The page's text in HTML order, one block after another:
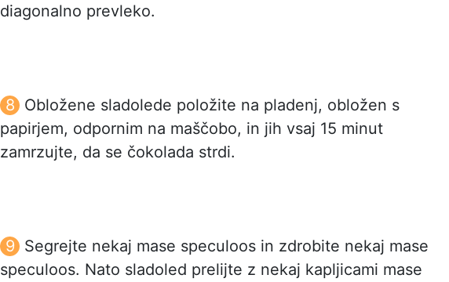
diagonalno prevleko.
Obložene sladolede položite na pladenj, obložen s
papirjem, odpornim na maščobo, in jih vsaj 15 minut
zamrzujte, da se čokolada strdi.
Segrejte nekaj mase speculoos in zdrobite nekaj mase
speculoos. Nato sladoled prelijte z nekaj kapljicami mase